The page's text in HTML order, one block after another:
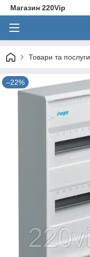
Магазин 220Vip
Товари та послуги
–22%